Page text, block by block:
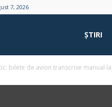
7, 2026
ŞTIRI
bilete de avion transcrise manual la